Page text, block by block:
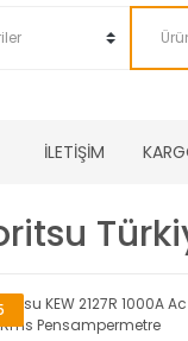
İLETİŞİM